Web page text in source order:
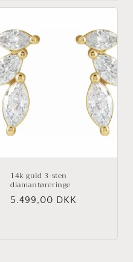
14k guld 3-sten
diamantøreringe
Normalpris
5.499,00 DKK